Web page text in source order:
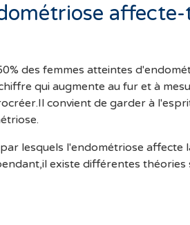
affecte-
des femmes atteintes
qui augmente au fur et à
convient de garder à
lesquels l'endométriose affecte
existe différentes théories